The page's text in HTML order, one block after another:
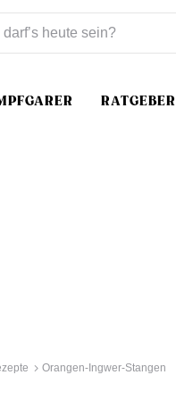
RATGEBER
Orangen-Ingwer-Stangen